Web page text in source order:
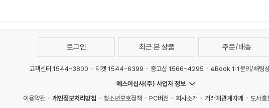
로그인 최근 본 상품 주문/배송
고객센터 1544-3800 티켓 1544-6399 중고샵 1566-4295
eBook 1:1문의/채팅
예스이십사(주) 사업자 정보
이용약관
개인정보처리방침 청소년보호정책 PC버전 회사소개 거래처관계자께 도서홍